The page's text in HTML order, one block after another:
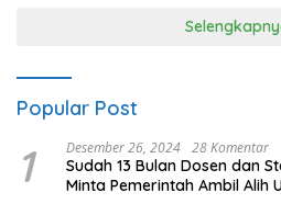
Popular Post
1 Desember 26, 2024 28 Komentar
Sudah 13 Bulan Dosen dan
Minta Pemerintah Ambil Alih